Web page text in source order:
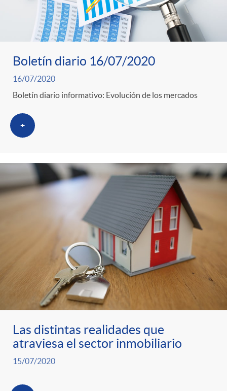
Boletín diario 16/07/2020
16/07/2020
Boletín diario informativo: Evolución de los mercados
+
Las distintas realidades que
atraviesa el sector inmobiliario
15/07/2020